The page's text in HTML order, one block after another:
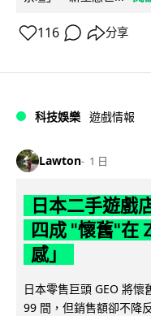
116 分享
科技娛樂 遊戲情報
Lawton 1 日
日本二手遊戲
四成 "懷舊"在
感」
日本零售巨頭 GEO 將
99 間，但銷售額卻不降